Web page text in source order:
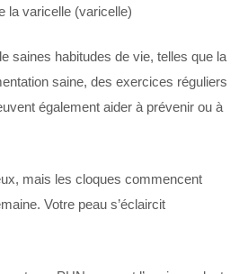
la varicelle (varicelle)
saines habitudes de vie, telles que la
saine, des exercices réguliers
également aider à prévenir ou à
mais les cloques commencent
Votre peau s’éclaircit